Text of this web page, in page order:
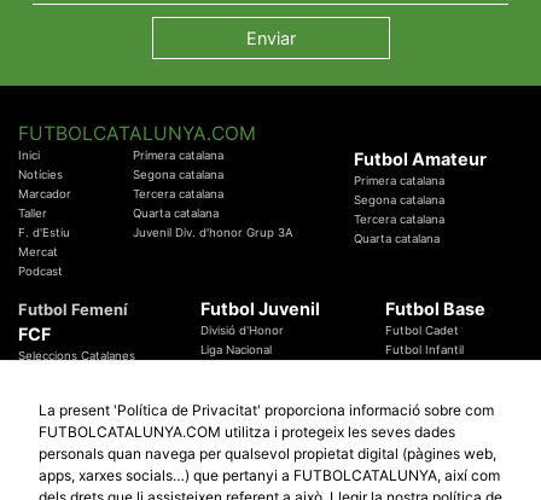
FUTBOLCATALUNYA.COM
Inici
Notícies
Marcador
Taller
F. d'Estiu
Mercat
Podcast
Primera catalana
Segona catalana
Tercera catalana
Quarta catalana
Juvenil Div. d'honor Grup 3A
Futbol Amateur
Primera catalana
Segona catalana
Tercera catalana
Quarta catalana
Futbol Femení
FCF
Seleccions Catalanes
Temes Federatius
Futbol Juvenil
Divisió d'Honor
Liga Nacional
Futbol Base
Futbol Cadet
Futbol Infantil
Futbol Catalunya
Promocions
Sortejos
Especials
Copa Catalunya Absoluta 2019
Copa del Rei 2019 - 2020
La present 'Política de Privacitat' proporciona informació sobre com
FUTBOLCATALUNYA.COM utilitza i protegeix les seves dades
personals quan navega per qualsevol propietat digital (pàgines web,
apps, xarxes socials…) que pertanyi a FUTBOLCATALUNYA, així com